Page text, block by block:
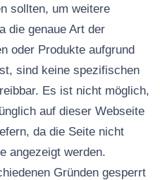
sollten, um weitere
die genaue Art der
oder Produkte aufgrund
sind keine spezifischen
Es ist nicht möglich,
auf dieser Webseite
da die Seite nicht
angezeigt werden.
Gründen gesperrt